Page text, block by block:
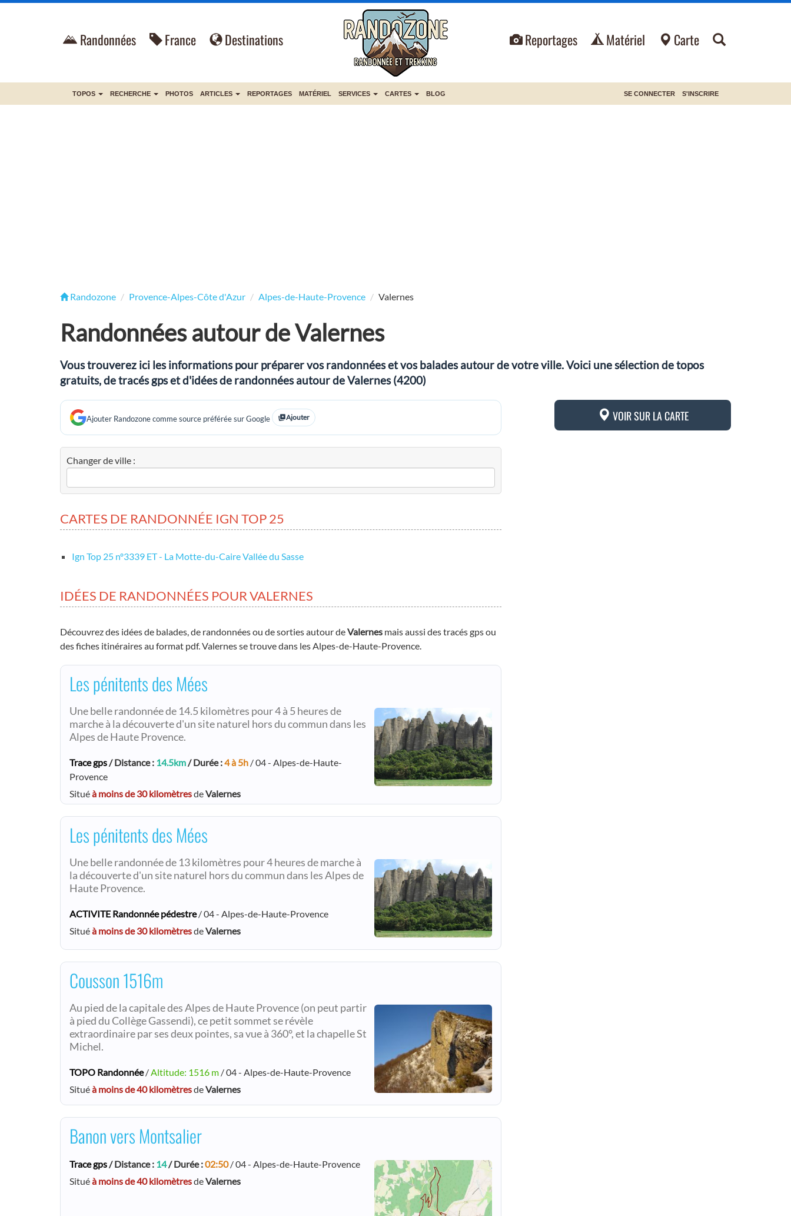
Randonnées France Destinations Reportages Matériel Carte
TOPOS RECHERCHE PHOTOS ARTICLES REPORTAGES MATÉRIEL SERVICES CARTES BLOG SE CONNECTER S'INSCRIRE
Randozone Provence-Alpes-Côte d'Azur Alpes-de-Haute-Provence Valernes
Randonnées autour de Valernes
Vous trouverez ici les informations pour préparer vos randonnées et vos balades autour de votre ville. Voici une sélection de topos
gratuits, de tracés gps et d'idées de randonnées autour de Valernes (4200)
Ajouter Randozone comme source préférée sur Google Ajouter
Changer de ville :
CARTES DE RANDONNÉE IGN TOP 25
Ign Top 25 nº3339 ET - La Motte-du-Caire Vallée du Sasse
IDÉES DE RANDONNÉES POUR VALERNES
Découvrez des idées de balades, de randonnées ou de sorties autour deValernes mais aussi des tracés gps ou
des fiches itinéraires au format pdf. Valernes se trouve dans les Alpes-de-Haute-Provence.
Les pénitents des Mées
Une belle randonnée de 14.5 kilomètres pour 4 à 5 heures de
marche à la découverte d'un site naturel hors du commun dans les
Alpes de Haute Provence.
Trace gps/ Distance : 14.5km/ Durée :4 à 5h / 04 - Alpes-de-Haute-
Provence
Situéà moins de 30 kilomètresdeValernes
Les pénitents des Mées
Une belle randonnée de 13 kilomètres pour 4 heures de marche à
la découverte d'un site naturel hors du commun dans les Alpes de
Haute Provence.
ACTIVITE Randonnée pédestre/ 04 - Alpes-de-Haute-Provence
Situéà moins de 30 kilomètresdeValernes
Cousson 1516m
Au pied de la capitale des Alpes de Haute Provence (on peut partir
à pied du Collège Gassendi), ce petit sommet se révèle
extraordinaire par ses deux pointes, sa vue à 360°, et la chapelle St
Michel.
TOPO Randonnée/Altitude: 1516 m / 04 - Alpes-de-Haute-Provence
Situéà moins de 40 kilomètresdeValernes
Banon vers Montsalier
Trace gps/ Distance : 14/ Durée :02:50/ 04 - Alpes-de-Haute-Provence
Situéà moins de 40 kilomètresdeValernes
VOIR SUR LA CARTE